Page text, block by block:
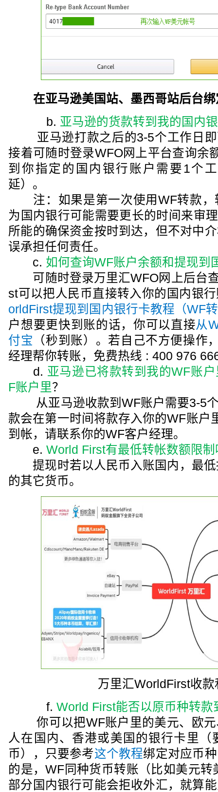
在亚马逊美国站、墨西哥站后台
b. 亚马逊的货款转到我的国内
亚马逊打款之后的3-5个工作日即
接着可随时登录WFO网上平台查询余
到你指定的国内银行账户需要1个
延）。
注：如果是第一次使用WF转款，
为国内银行可能需要更长的时间来审
所能的确保资金按时到达，但不对中
误承担任何责任。
c. 如何查询WF账户余额和提现到
可随时登录万里汇WFO网上后台
st可以把人民币直接转入你的国内银
orldFirst提现到国内银行卡教程（WF
户想要更快到账的话，你可以直接从
付宝 （秒到账）。若自己不方便操作
经理帮你转账，免费热线 : 400 976
d. 亚马逊已将款转到我的WF账
F账户里？
从亚马逊收款到WF账户需要3-5个
款会在第一时间将款存入你的WF账户
到帐，请联系你的WF客户经理。
e. World First有最低转帐数额限制
提现时若以人民币入账国内，最低
的其它货币。
万里汇WorldFirst收
f. World First能否以原币种转款
你可以把WF账户里的美元、欧元
人在国内、香港或美国的银行卡里
币），只要参考这个教程绑定对应币
的是，WF同种货币转账（比如美元
部分国内银行可能会拒收外汇，就算